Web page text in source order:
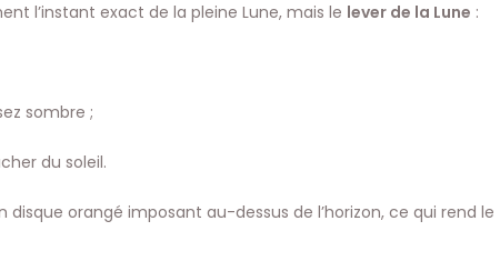
l’instant exact de la pleine Lune, mais le lever de la Lune :
sombre ;
du soleil.
orangé imposant au-dessus de l’horizon, ce qui rend le